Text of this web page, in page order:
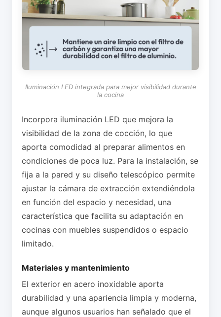
Iluminación LED integrada para mejor visibilidad durante
la cocina
Incorpora iluminación LED que mejora la
visibilidad de la zona de cocción, lo que
aporta comodidad al preparar alimentos en
condiciones de poca luz. Para la instalación, se
fija a la pared y su diseño telescópico permite
ajustar la cámara de extracción extendiéndola
en función del espacio y necesidad, una
característica que facilita su adaptación en
cocinas con muebles suspendidos o espacio
limitado.
Materiales y mantenimiento
El exterior en acero inoxidable aporta
durabilidad y una apariencia limpia y moderna,
aunque algunos usuarios han señalado que el